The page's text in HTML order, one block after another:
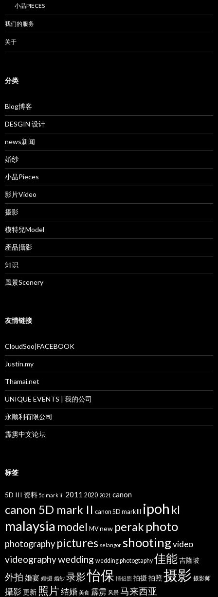
小品PIECES
我们的服务
关于
分类
Blog博客
DESGIN 设计
news新闻
婚纱
小品Pieces
影片Video
摄影
模特兒Model
產品攝影
知识
風景Scenery
友情链接
CloudSoo|FACEBOOK
Justin.my
Thamai.net
UNIQUE EVENTS | 我的公司
永顺利有限公司
霹雳中文论坛
标签
5D III 资料 5d mark iii 2011 2020 2021 canon
canon 5D mark II canon 5D mark III ipoh kl
malaysia model MV new perak photo
photography pictures selangor shootingvideo
videographywedding wedding photogtaphy 佳能吉隆坡
外拍 婚宴 婚摄 婚纱 录影怡保 情侣照 拍摄拍照 摄影 摄影师
攝影 更新 照片结婚 美食 霹雳 风景 马来西亚